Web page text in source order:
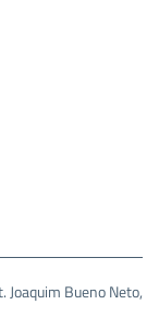
Bueno Neto,